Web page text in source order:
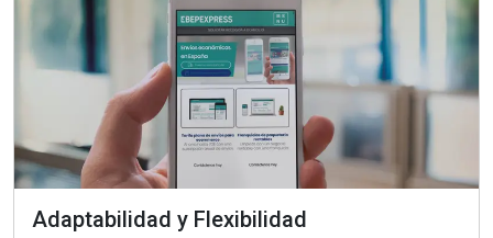
Adaptabilidad y Flexibilidad